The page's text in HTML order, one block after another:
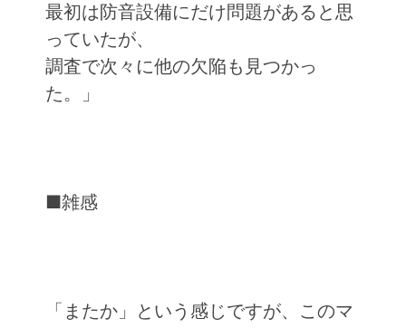
最初は防音設備にだけ問題があると思
っていたが、
調査で次々に他の欠陥も見つかっ
た。」
■雑感
「またか」という感じですが、このマ